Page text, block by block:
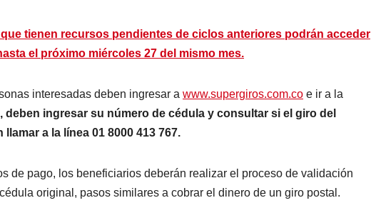
tienen recursos pendientes de ciclos anteriores podrán acceder
el próximo miércoles 27 del mismo mes.
interesadas deben ingresar a www.supergiros.com.co e ir a la
deben ingresar su número de cédula y consultar si el giro del
a la línea 01 8000 413 767.
de pago, los beneficiarios deberán realizar el proceso de validación
original, pasos similares a cobrar el dinero de un giro postal.